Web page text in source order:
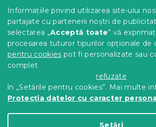
Informațiile privind utilizarea site-ului
partajate cu partenerii noștri de
selectarea „Acceptă toate” vă
procesarea tuturor tipurilor opționale de
pentru cookies pot fi personalizate sau
complet
refuzate
în „Setările pentru cookies”. Mai multe
Protecția datelor cu caracter
Setări
Protecția datelor cu caracter personal
Achizitii SEAP
Tabel mărimi
Blog
Pentru parteneri